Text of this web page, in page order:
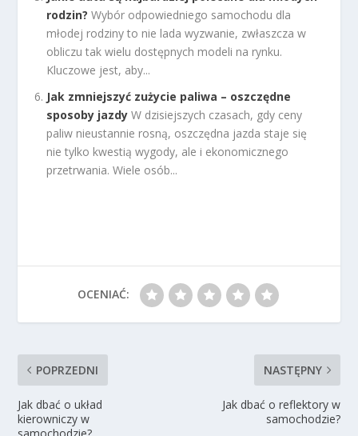
rodzin? Wybór odpowiedniego samochodu dla
młodej rodziny to nie lada wyzwanie, zwłaszcza w
obliczu tak wielu dostępnych modeli na rynku.
Kluczowe jest, aby...
Jak zmniejszyć zużycie paliwa – oszczędne
sposoby jazdy W dzisiejszych czasach, gdy ceny
paliw nieustannie rosną, oszczędna jazda staje się
nie tylko kwestią wygody, ale i ekonomicznego
przetrwania. Wiele osób...
OCENIAĆ:
POPRZEDNI
Jak dbać o układ
kierowniczy w
NASTĘPNY
Jak dbać o reflektory w
samochodzie?